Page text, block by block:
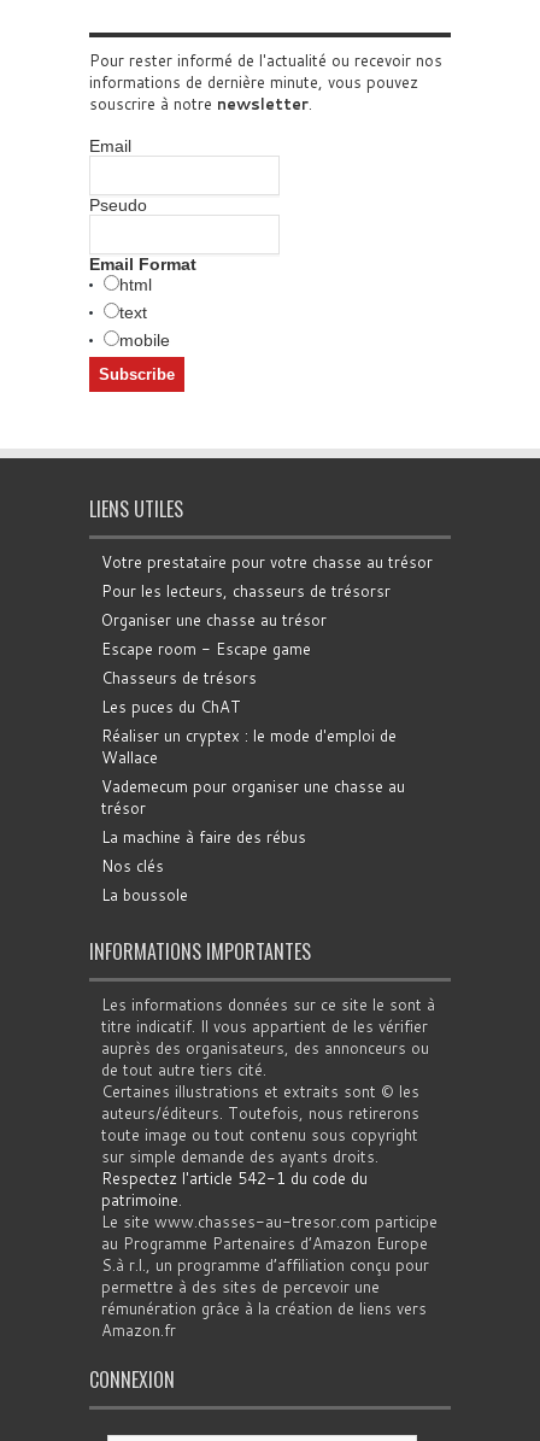
Pour rester informé de l'actualité ou recevoir nos
informations de dernière minute, vous pouvez
souscrire à notre newsletter.
Email
Pseudo
Email Format
html
text
mobile
LIENS UTILES
Votre prestataire pour votre chasse au trésor
Pour les lecteurs, chasseurs de trésorsr
Organiser une chasse au trésor
Escape room - Escape game
Chasseurs de trésors
Les puces du ChAT
Réaliser un cryptex : le mode d'emploi de
Wallace
Vademecum pour organiser une chasse au
trésor
La machine à faire des rébus
Nos clés
La boussole
INFORMATIONS IMPORTANTES
Les informations données sur ce site le sont à
titre indicatif. Il vous appartient de les vérifier
auprès des organisateurs, des annonceurs ou
de tout autre tiers cité.
Certaines illustrations et extraits sont © les
auteurs/éditeurs. Toutefois, nous retirerons
toute image ou tout contenu sous copyright
sur simple demande des ayants droits.
Respectez l'article 542-1 du code du
patrimoine.
Le site www.chasses-au-tresor.com participe
au Programme Partenaires d’Amazon Europe
S.à r.l., un programme d’affiliation conçu pour
permettre à des sites de percevoir une
rémunération grâce à la création de liens vers
Amazon.fr
CONNEXION